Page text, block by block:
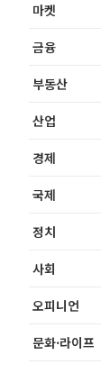
마켓
금융
부동산
산업
경제
국제
정치
사회
오피니언
문화·라이프